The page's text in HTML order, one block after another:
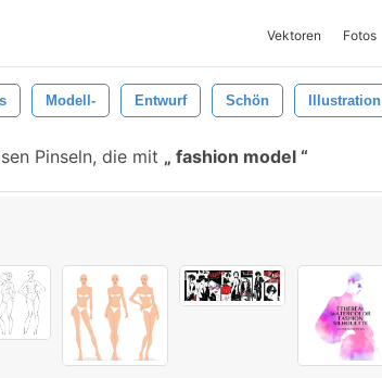
Vektoren Fotos
Modell- Entwurf Schön Illustration
Pinseln, die mit fashion model